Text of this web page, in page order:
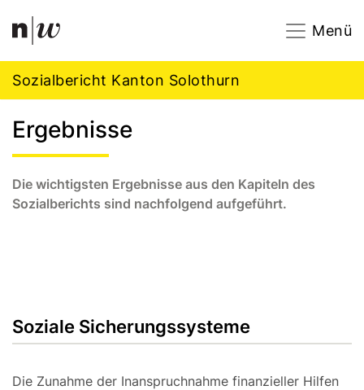
Navigation
Menü
Sozialbericht Kanton Solothurn
Ergebnisse
Die wichtigsten Ergebnisse aus den Kapiteln des
Sozialberichts sind nachfolgend aufgeführt.
Soziale Sicherungssysteme
Die Zunahme der Inanspruchnahme finanzieller Hilfen
Footer